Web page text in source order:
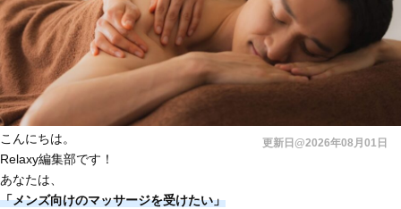
更新日@2026年08月01日
こんにちは。
Relaxy編集部です！
あなたは、
「メンズ向けのマッサージを受けたい」